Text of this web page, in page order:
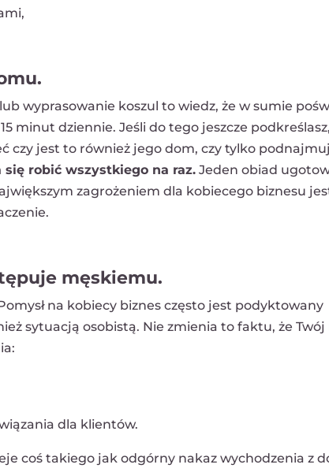
wyprasowanie koszul to wiedz, że w sumie
minut dziennie. Jeśli do tego jeszcze podkreślasz,
czy jest to również jego dom, czy tylko
się robić wszystkiego na raz.Jeden obiad
zagrożeniem dla kobiecego biznesu
męskiemu.
na kobiecy biznes często jest podyktowany
sytuacją osobistą. Nie zmienia to faktu, że Twój
dla klientów.
coś takiego jak odgórny nakaz wychodzenia z